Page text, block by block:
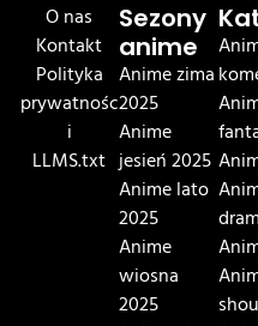
O nas
Kontakt
Polityka
prywatnośc
i
LLMS.txt
Sezony
anime
Anime zima
2025
Anime
jesień 2025
Anime lato
2025
Anime
wiosna
2025